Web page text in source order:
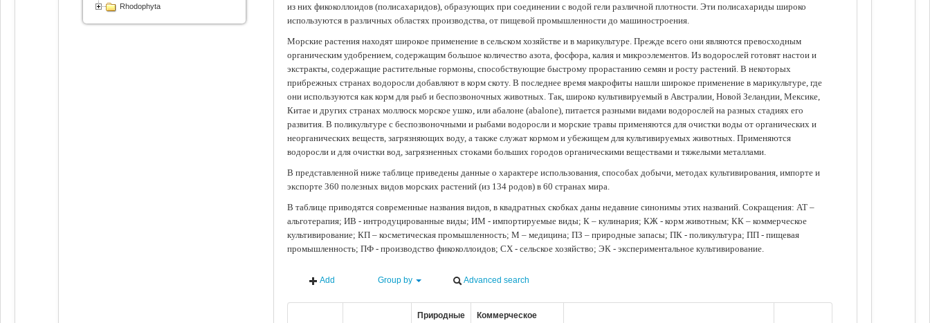
из них фикоколлоидов (полисахаридов), образующих при соединении с водой гели различной плотности. Эти полисахариды широко
используются в различных областях производства, от пищевой промышленности до машиностроения.
Морские растения находят широкое применение в сельском хозяйстве и в марикультуре. Прежде всего они являются превосходным
органическим удобрением, содержащим большое количество азота, фосфора, калия и микроэлементов. Из водорослей готовят настои и
экстракты, содержащие растительные гормоны, способствующие быстрому прорастанию семян и росту растений. В некоторых
прибрежных странах водоросли добавляют в корм скоту. В последнее время макрофиты нашли широкое применение в марикультуре, где
они используются как корм для рыб и беспозвоночных животных. Так, широко культивируемый в Австралии, Новой Зеландии, Мексике,
Китае и других странах моллюск морское ушко, или абалоне (abalone), питается разными видами водорослей на разных стадиях его
развития. В поликультуре с беспозвоночными и рыбами водоросли и морские травы применяются для очистки воды от органических и
неорганических веществ, загрязняющих воду, а также служат кормом и убежищем для культивируемых животных. Применяются
водоросли и для очистки вод, загрязненных стоками больших городов органическими веществами и тяжелыми металлами.
В представленной ниже таблице приведены данные о характере использования, способах добычи, методах культивирования, импорте и
экспорте 360 полезных видов морских растений (из 134 родов) в 60 странах мира.
В таблице приводятся современные названия видов, в квадратных скобках даны недавние синонимы этих названий. Сокращения: АТ –
альготерапия; ИВ - интродуцированные виды; ИМ - импортируемые виды; К – кулинария; КЖ - корм животным; КК – коммерческое
культивирование; КП – косметическая промышленность; М – медицина; ПЗ – природные запасы; ПК - поликультура; ПП - пищевая
промышленность; ПФ - производство фикоколлоидов; СХ - сельское хозяйство; ЭК - экспериментальное культивирование.
Add Group by Advanced search
Природные
Коммерческое
Rhodophyta